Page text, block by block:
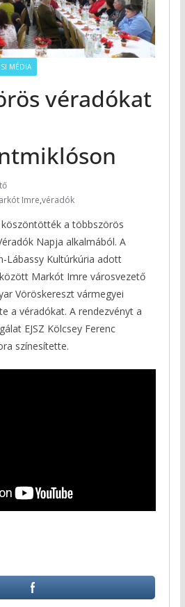
MÉDIA
véradókat
Imre,véradók
a többszörös
Napja alkalmából. A
Lábassy Kultúrkúria adott
Markót Imre városvezető
Vöröskereszt vármegyei
a véradókat. A rendezvényt a
EJSZ Kölcsey Ferenc
színesítette.